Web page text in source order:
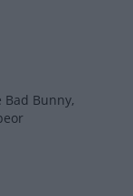
Bad Bunny,